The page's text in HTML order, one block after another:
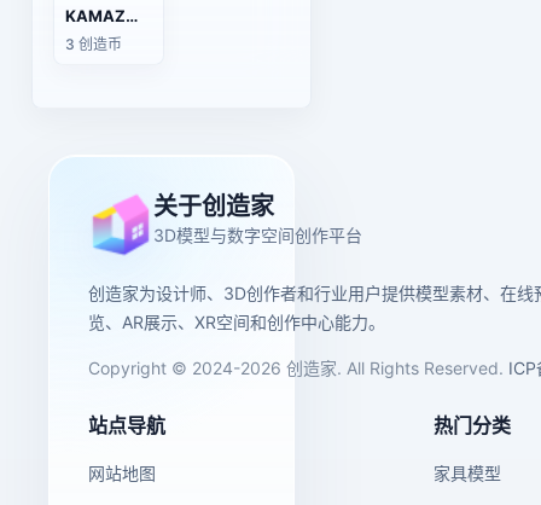
KAMAZ重型卡车底盘（牵引头）
3 创造币
关于创造家
3D模型与数字空间创作平台
创造家为设计师、3D创作者和行业用户提供模型素材、在线
览、AR展示、XR空间和创作中心能力。
Copyright © 2024-2026 创造家. All Rights Reserved. ICP
站点导航
网站地图
热门分类
家具模型